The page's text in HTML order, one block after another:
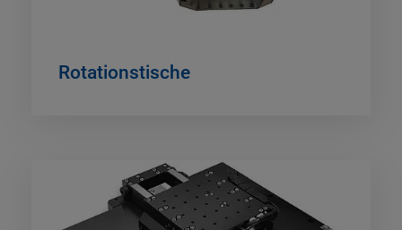
Rotationstische